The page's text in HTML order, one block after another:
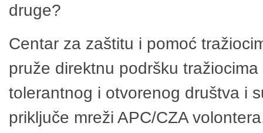
druge?
Centar za zaštitu i pomoć
pruže direktnu podršku
tolerantnog i otvorenog društva i
priključe mreži APC/CZA